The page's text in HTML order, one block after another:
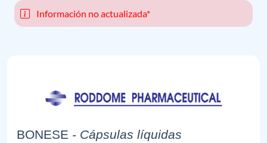
Información no actualizada*
BONESE - Cápsulas líquidas